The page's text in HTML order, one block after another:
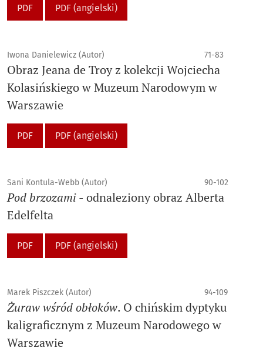
PDF PDF (angielski)
Iwona Danielewicz (Autor) 71-83
Obraz Jeana de Troy z kolekcji Wojciecha
Kolasińskiego w Muzeum Narodowym w
Warszawie
PDF PDF (angielski)
Sani Kontula-Webb (Autor) 90-102
Pod brzozami- odnaleziony obraz Alberta
Edelfelta
PDF PDF (angielski)
Marek Piszczek (Autor) 94-109
Żuraw wśród obłoków. O chińskim dyptyku
kaligraficznym z Muzeum Narodowego w
Warszawie